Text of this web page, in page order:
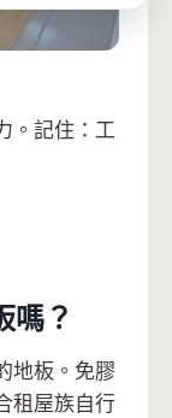
。記住：工
嗎？
地板。免膠
租屋族自行